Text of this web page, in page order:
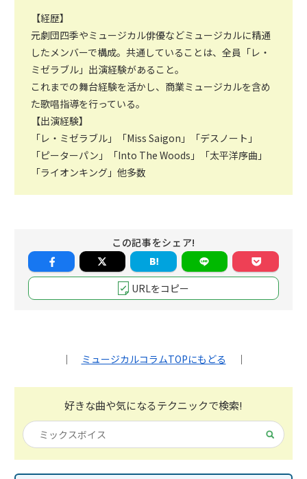
【経歴】
元劇団四季やミュージカル俳優などミュージカルに精通
したメンバーで構成。共通していることは、全員「レ・
ミゼラブル」出演経験があること。
これまでの舞台経験を活かし、商業ミュージカルを含め
た歌唱指導を行っている。
【出演経験】
「レ・ミゼラブル」「Miss Saigon」「デスノート」
「ピーターパン」「Into The Woods」「太平洋序曲」
「ライオンキング」他多数
この記事をシェア!
URLをコピー
｜ ミュージカルコラムTOPにもどる ｜
好きな曲や気になるテクニックで検索!